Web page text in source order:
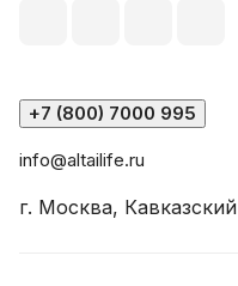
+7 (800) 7000 995
info@altailife.ru
г. Москва,